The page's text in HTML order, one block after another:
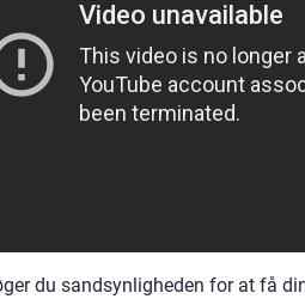
du sandsynligheden for at få